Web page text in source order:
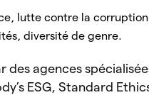
lutte contre la
diversité de genre.
agences
ESG, Standard